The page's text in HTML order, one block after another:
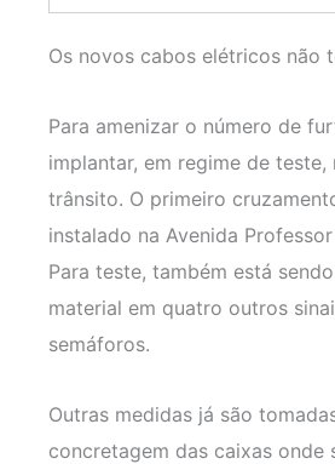
Os novos cabos elétricos não
Para amenizar o número de
implantar, em regime de
trânsito. O primeiro
instalado na Avenida
Para teste, também está
material em quatro outros
semáforos.
Outras medidas já são
concretagem das caixas